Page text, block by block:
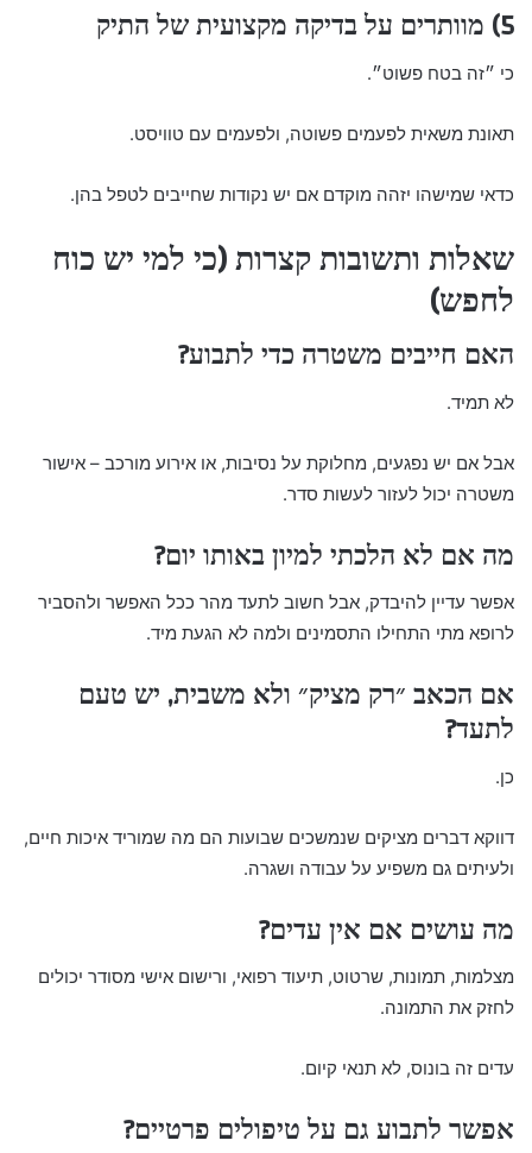
5) מוותרים על בדיקה מקצועית של התיק
כי ״זה בטח פשוט״.
תאונת משאית לפעמים פשוטה, ולפעמים עם טוויסט.
כדאי שמישהו יזהה מוקדם אם יש נקודות שחייבים לטפל בהן.
שאלות ותשובות קצרות (כי למי יש כוח
לחפש)
האם חייבים משטרה כדי לתבוע?
לא תמיד.
אבל אם יש נפגעים, מחלוקת על נסיבות, או אירוע מורכב – אישור
משטרה יכול לעזור לעשות סדר.
מה אם לא הלכתי למיון באותו יום?
אפשר עדיין להיבדק, אבל חשוב לתעד מהר ככל האפשר ולהסביר
לרופא מתי התחילו התסמינים ולמה לא הגעת מיד.
אם הכאב ״רק מציק״ ולא משבית, יש טעם
לתעד?
כן.
דווקא דברים מציקים שנמשכים שבועות הם מה שמוריד איכות חיים,
ולעיתים גם משפיע על עבודה ושגרה.
מה עושים אם אין עדים?
מצלמות, תמונות, שרטוט, תיעוד רפואי, ורישום אישי מסודר יכולים
לחזק את התמונה.
עדים זה בונוס, לא תנאי קיום.
אפשר לתבוע גם על טיפולים פרטיים?